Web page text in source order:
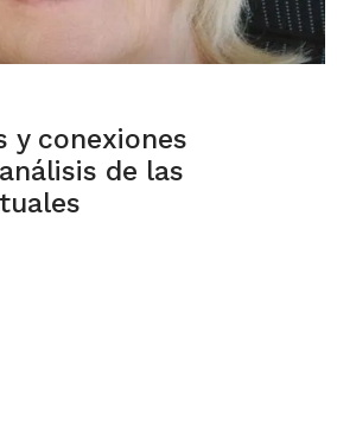
y conexiones
de las